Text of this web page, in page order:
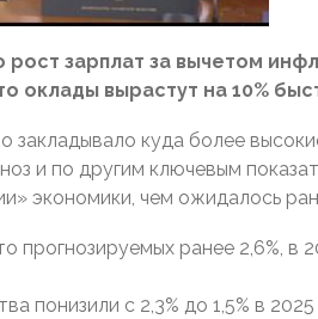
зарплат за вычетом
оклады вырастут на 10%
закладывало куда более
и по другим ключевым
экономики, чем ожидалось
ранее 2,6%, в
понизили с 2,3% до 1,5% в 2025